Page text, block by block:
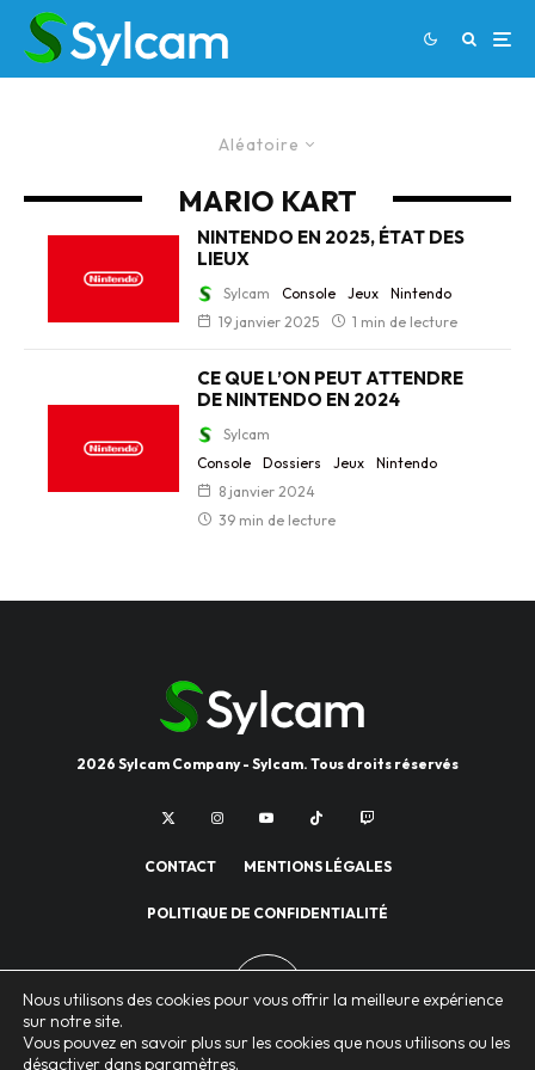
Aléatoire
MARIO KART
NINTENDO EN 2025, ÉTAT DES
LIEUX
Sylcam Console Jeux
Nintendo
19 janvier 2025
1 min de lecture
CE QUE L’ON PEUT ATTENDRE
DE NINTENDO EN 2024
Sylcam
Console
Dossiers Jeux
Nintendo
8 janvier 2024
39 min de lecture
2026 Sylcam Company - Sylcam. Tous droits réservés
CONTACT MENTIONS LÉGALES
POLITIQUE DE CONFIDENTIALITÉ
Nous utilisons des cookies pour vous offrir la meilleure expérience
sur notre site.
Vous pouvez en savoir plus sur les cookies que nous utilisons ou les
désactiver dansparamètres.